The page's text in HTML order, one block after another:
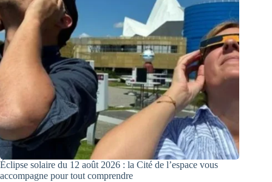
Éclipse solaire du 12 août 2026 : la Cité de l’espace vous
accompagne pour tout comprendre